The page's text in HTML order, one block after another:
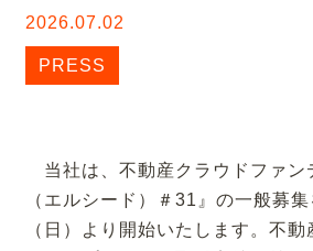
2026.07.02
PRESS
当社は、不動産クラウドファン
（エルシード）＃31』の一般募
（日）より開始いたします。不